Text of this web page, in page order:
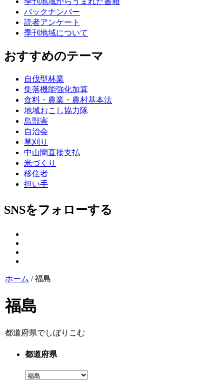
バックナンバー
読者アンケート
季刊地域について
おすすめのテーマ
自伐型林業
集落機能強化加算
食料・農業・農村基本法
地域おこし協力隊
鳥獣害
自治会
草刈り
中山間直接支払
米づくり
移住者
担い手
SNSをフォローする
ホーム /福島
福島
都道府県でしぼりこむ
都道府県